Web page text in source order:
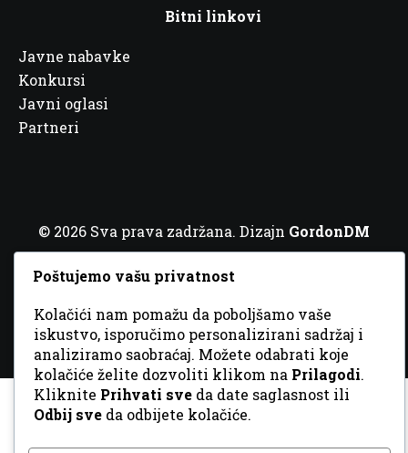
Bitni linkovi
Javne nabavke
Konkursi
Javni oglasi
Partneri
© 2026 Sva prava zadržana. Dizajn GordonDM
Poštujemo vašu privatnost
Kolačići nam pomažu da poboljšamo vaše
iskustvo, isporučimo personalizirani sadržaj i
analiziramo saobraćaj. Možete odabrati koje
kolačiće želite dozvoliti klikom na Prilagodi.
Kliknite Prihvati sve da date saglasnost ili
Odbij sve da odbijete kolačiće.